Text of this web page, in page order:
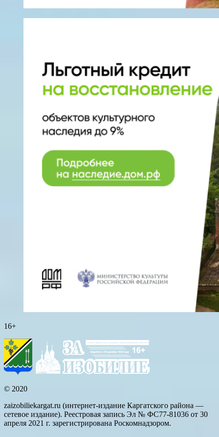
16+
© 2020
zaizobiliekargat.ru (интернет-издание Каргатского района —
сетевое издание). Реестровая запись Эл № ФС77-81036 от 30
апреля 2021 г. зарегистрирована Роскомнадзором.